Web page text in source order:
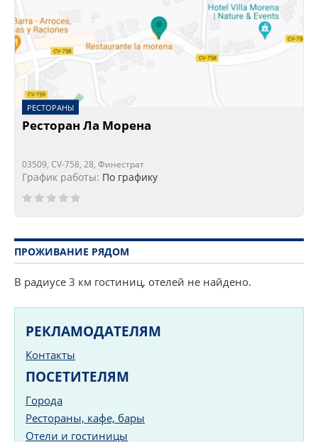
РЕСТОРАНЫ
Ресторан Ла Морена
03509, CV-758, 28, Финестрат
График работы: По графику
ПРОЖИВАНИЕ РЯДОМ
В радиусе 3 км гостиниц, отелей не найдено.
РЕКЛАМОДАТЕЛЯМ
Контакты
ПОСЕТИТЕЛЯМ
Города
Рестораны, кафе, бары
Отели и гостиницы